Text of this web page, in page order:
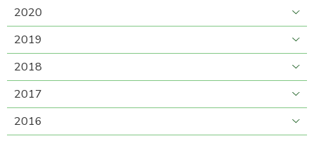
2020
2019
2018
2017
2016